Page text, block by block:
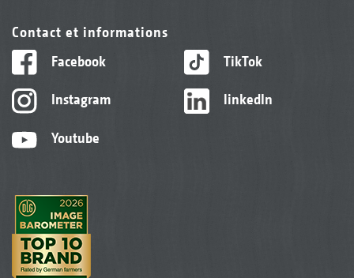
Contact et informations
Facebook
Instagram
Youtube
TikTok
linkedIn